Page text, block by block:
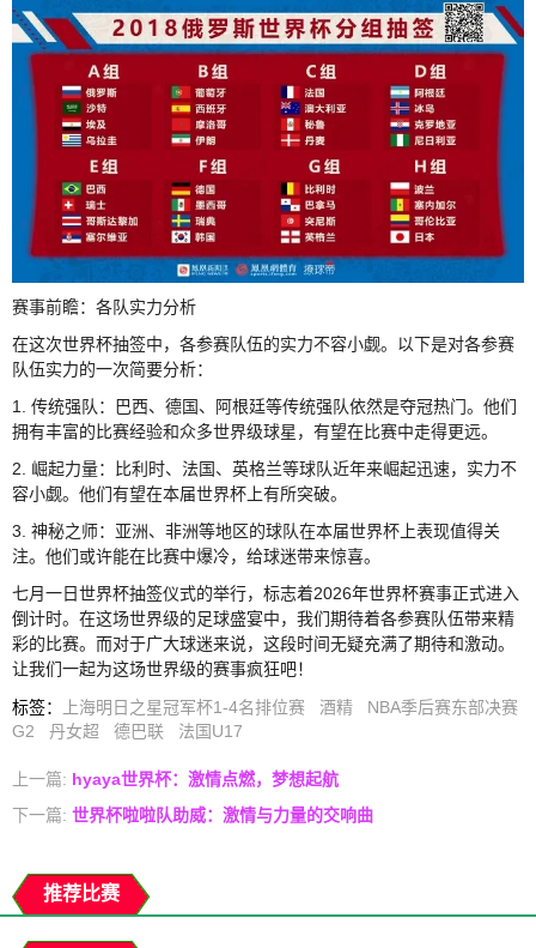
赛事前瞻：各队实力分析
在这次世界杯抽签中，各参赛队伍的实力不容小觑。以下是对各参赛
队伍实力的一次简要分析：
1. 传统强队：巴西、德国、阿根廷等传统强队依然是夺冠热门。他们
拥有丰富的比赛经验和众多世界级球星，有望在比赛中走得更远。
2. 崛起力量：比利时、法国、英格兰等球队近年来崛起迅速，实力不
容小觑。他们有望在本届世界杯上有所突破。
3. 神秘之师：亚洲、非洲等地区的球队在本届世界杯上表现值得关
注。他们或许能在比赛中爆冷，给球迷带来惊喜。
七月一日世界杯抽签仪式的举行，标志着2026年世界杯赛事正式进入
倒计时。在这场世界级的足球盛宴中，我们期待着各参赛队伍带来精
彩的比赛。而对于广大球迷来说，这段时间无疑充满了期待和激动。
让我们一起为这场世界级的赛事疯狂吧！
标签： 上海明日之星冠军杯1-4名排位赛 酒精
NBA季后赛东部决赛
G2
丹女超 德巴联 法国U17
上一篇: hyaya世界杯：激情点燃，梦想起航
下一篇: 世界杯啦啦队助威：激情与力量的交响曲
推荐比赛